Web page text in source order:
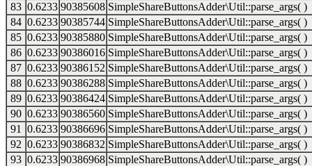
83 0.6233 90385608 SimpleShareButtonsAdder\Util::parse_args( )
84 0.6233 90385744 SimpleShareButtonsAdder\Util::parse_args( )
85 0.6233 90385880 SimpleShareButtonsAdder\Util::parse_args( )
86 0.6233 90386016 SimpleShareButtonsAdder\Util::parse_args( )
87 0.6233 90386152 SimpleShareButtonsAdder\Util::parse_args( )
88 0.6233 90386288 SimpleShareButtonsAdder\Util::parse_args( )
89 0.6233 90386424 SimpleShareButtonsAdder\Util::parse_args( )
90 0.6233 90386560 SimpleShareButtonsAdder\Util::parse_args( )
91
0.6233 90386696 SimpleShareButtonsAdder\Util::parse_args( )
92 0.6233 90386832 SimpleShareButtonsAdder\Util::parse_args( )
93 0.6233 90386968 SimpleShareButtonsAdder\Util::parse_args( )